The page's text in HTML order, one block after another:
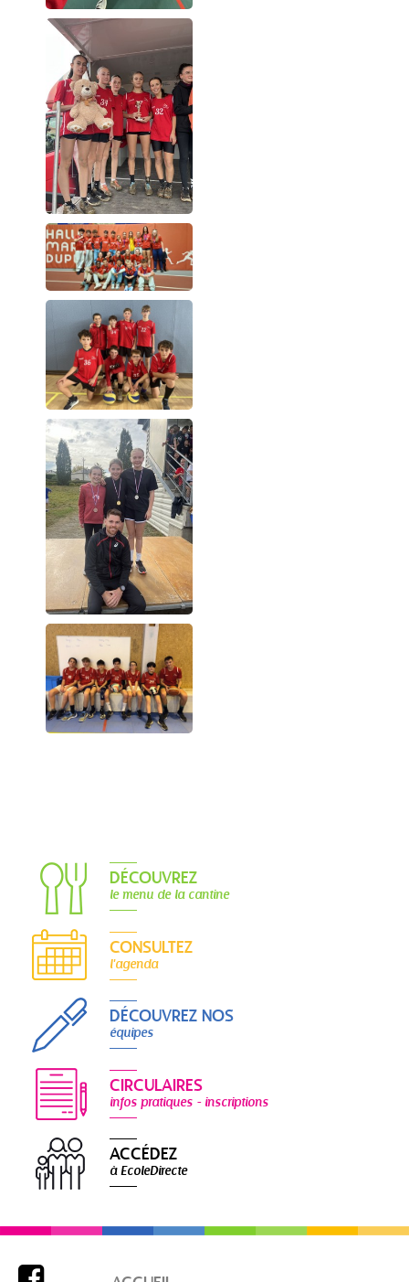
DÉCOUVREZ
le menu de la cantine
CONSULTEZ
l'agenda
DÉCOUVREZ NOS
équipes
CIRCULAIRES
infos pratiques - inscriptions
ACCÉDEZ
à EcoleDirecte